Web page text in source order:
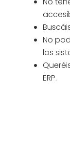
No
los
ERP.